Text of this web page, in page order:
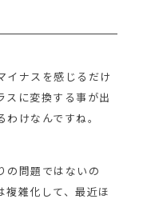
イナスを感じるだけ
スに変換する事が出
けなんですね。
の問題ではないの
複雑化して、最近ほ